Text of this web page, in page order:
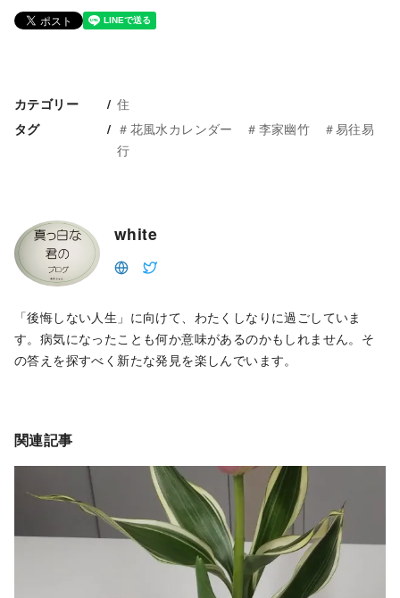
カテゴリー 住
タグ
＃花風水カレンダー ＃李家幽竹 ＃易往易
行
white
「後悔しない人生」に向けて、わたくしなりに過ごしていま
す。病気になったことも何か意味があるのかもしれません。そ
の答えを探すべく新たな発見を楽しんでいます。
関連記事